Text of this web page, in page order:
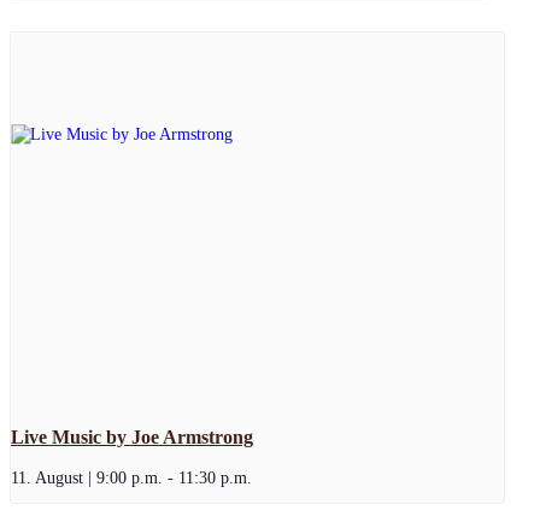
Live Music by Joe Armstrong
11. August | 9:00 p.m. - 11:30 p.m.